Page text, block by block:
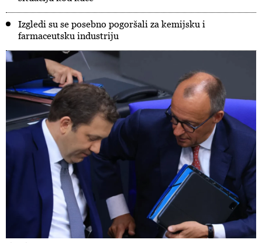
Izgledi su se posebno pogoršali za kemijsku i
farmaceutsku industriju